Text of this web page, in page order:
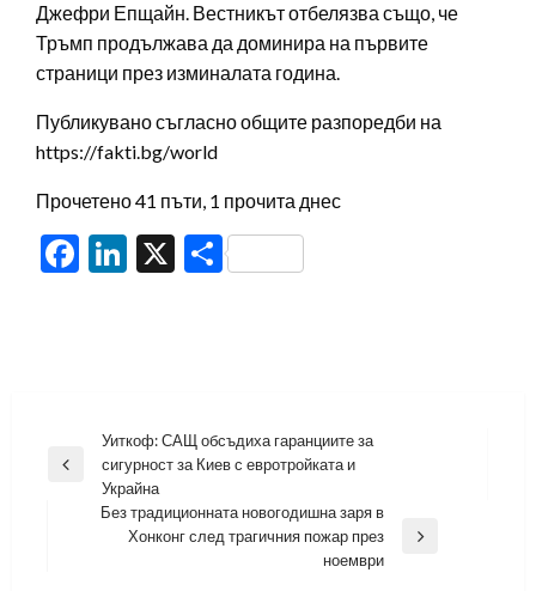
Джефри Епщайн. Вестникът отбелязва също, че
Тръмп продължава да доминира на първите
страници през изминалата година.
Публикувано съгласно общите разпоредби на
https://fakti.bg/world
Прочетено 41 пъти, 1 прочита днес
Facebook
LinkedIn
X Share
Навигация
Previous
Уиткоф: САЩ обсъдиха гаранциите за
сигурност за Киев с евротройката и
Украйна
Без традиционната новогодишна заря в
Хонконг след трагичния пожар през
ноември